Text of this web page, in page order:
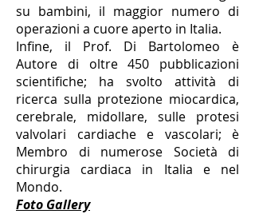
su bambini, il maggior numero di
operazioni a cuore aperto in Italia.
Infine, il Prof. Di Bartolomeo è
Autore di oltre 450 pubblicazioni
scientifiche; ha svolto attività di
ricerca sulla protezione miocardica,
cerebrale, midollare, sulle protesi
valvolari cardiache e vascolari; è
Membro di numerose Società di
chirurgia cardiaca in Italia e nel
Mondo.
Foto Gallery